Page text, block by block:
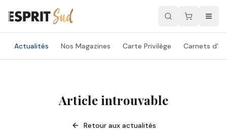
Actualités Nos Magazines Carte Privilège Carnets
Article introuvable
Retour aux actualités